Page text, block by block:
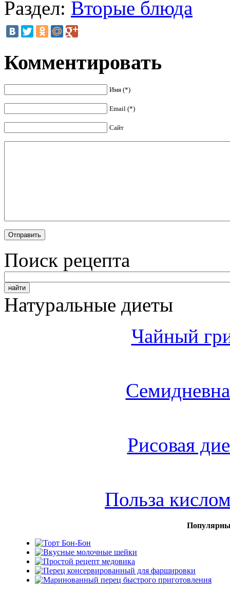
Раздел: Вторые блюда
Комментировать
Имя (*)
Email (*)
Сайт
Поиск рецепта
Натуральные диеты
Чайный
Рисовая
Польза